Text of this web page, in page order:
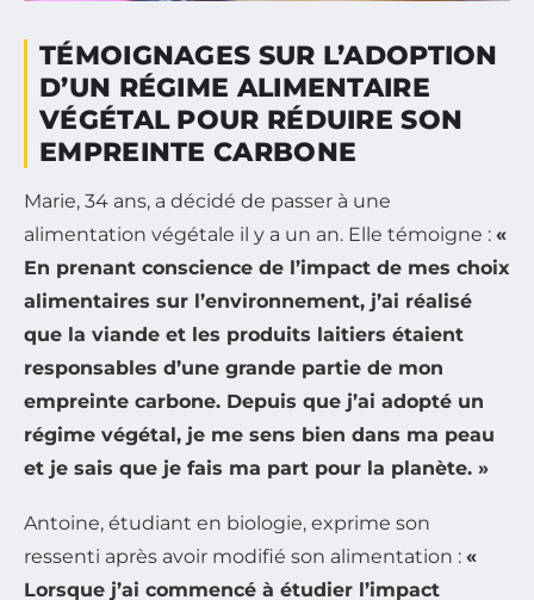
TÉMOIGNAGES SUR L’ADOPTION
D’UN RÉGIME ALIMENTAIRE
VÉGÉTAL POUR RÉDUIRE SON
EMPREINTE CARBONE
Marie, 34 ans, a décidé de passer à une
alimentation végétale il y a un an. Elle témoigne : «
En prenant conscience de l’impact de mes choix
alimentaires sur l’environnement, j’ai réalisé
que la viande et les produits laitiers étaient
responsables d’une grande partie de mon
empreinte carbone. Depuis que j’ai adopté un
régime végétal, je me sens bien dans ma peau
et je sais que je fais ma part pour la planète. »
Antoine, étudiant en biologie, exprime son
ressenti après avoir modifié son alimentation : «
Lorsque j’ai commencé à étudier l’impact